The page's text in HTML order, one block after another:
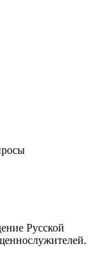
Русской